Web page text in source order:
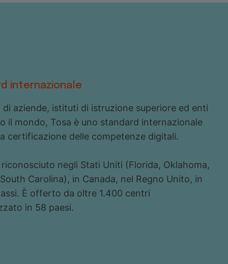
internazionale
aziende, istituti di istruzione superiore ed enti
il mondo, Tosa è uno standard internazionale
certificazione delle competenze digitali.
negli Stati Uniti (Florida, Oklahoma,
Carolina), in Canada, nel Regno Unito, in
È offerto da oltre 1.400 centri
in 58 paesi.